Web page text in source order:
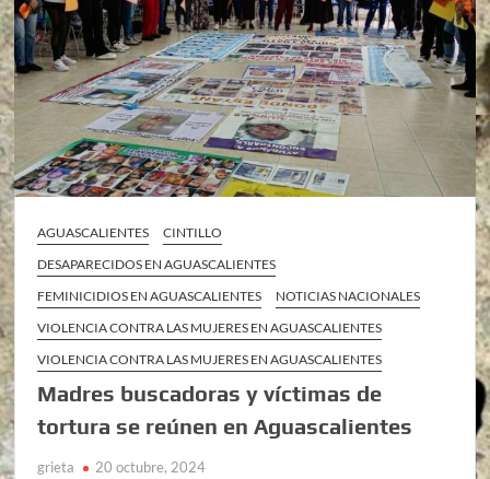
AGUASCALIENTES
CINTILLO
DESAPARECIDOS EN AGUASCALIENTES
FEMINICIDIOS EN AGUASCALIENTES
NOTICIAS NACIONALES
VIOLENCIA CONTRA LAS MUJERES EN AGUASCALIENTES
VIOLENCIA CONTRA LAS MUJERES EN AGUASCALIENTES
Madres buscadoras y víctimas de
tortura se reúnen en Aguascalientes
grieta 20 octubre, 2024